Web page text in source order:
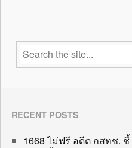
RECENT POSTS
1668 ไม่ฟรี อดีต กสทช.